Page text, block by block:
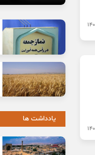
یادداشت ها